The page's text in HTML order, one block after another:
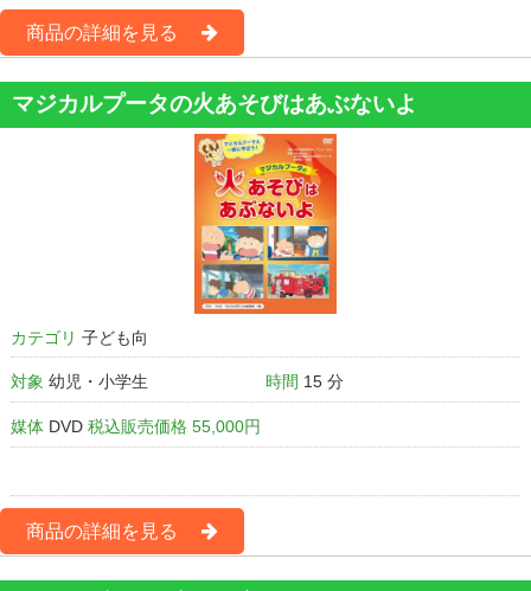
商品の詳細を見る
マジカルプータの火あそびはあぶないよ
カテゴリ 子ども向
対象 幼児・小学生 時間 15 分
媒体 DVD 税込販売価格 55,000円
商品の詳細を見る